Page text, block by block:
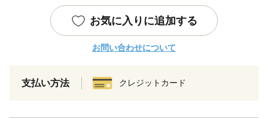
お気に入りに追加する
お問い合わせについて
支払い方法 クレジットカード